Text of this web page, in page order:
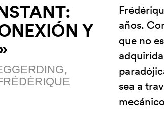
Y
años.
que no
sea a